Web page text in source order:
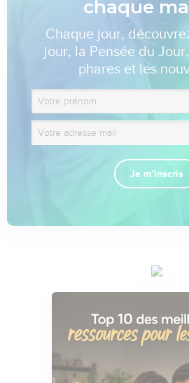
chaque
Chaque jour,
jour, la Pensée du
phares et les
Je m'inscris